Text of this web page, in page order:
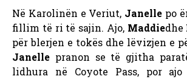
Në Karolinën e Veriut, Janelle po
fillim të ri të sajin. Ajo, Maddiedhe
për blerjen e tokës dhe lëvizjen e
Janelle pranon se të gjitha
lidhura në Coyote Pass, por